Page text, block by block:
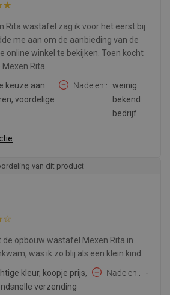
Rita wastafel zag ik voor het eerst bij
me aan om de aanbieding van de
online winkel te bekijken. Toen kocht
Rita.
keuze aan
voordelige
Nadelen:
weinig
bekend
bedrijf
van dit product
opbouw wastafel Mexen Rita in
was ik zo blij als een klein kind.
kleur, koopje prijs,
verzending
Nadelen: -